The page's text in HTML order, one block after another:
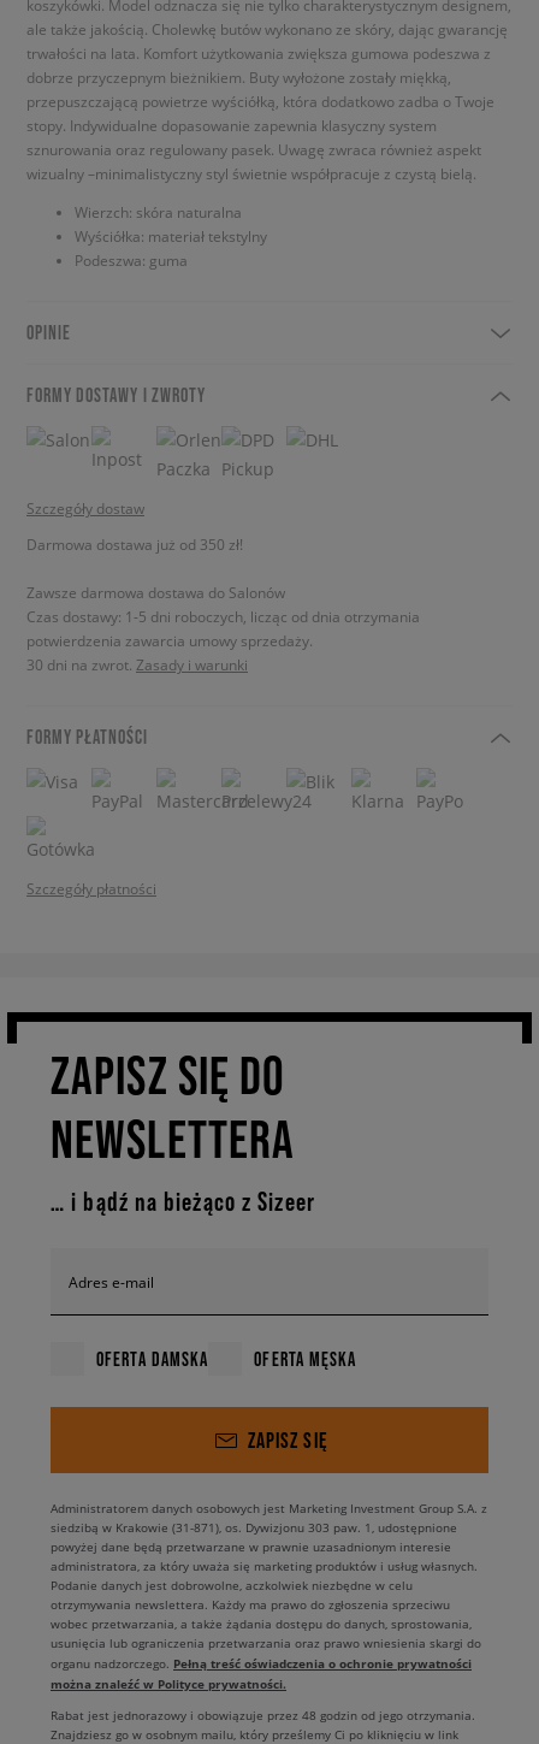
koszykówki. Model odznacza się nie tylko charakterystycznym designem,
ale także jakością. Cholewkę butów wykonano ze skóry, dając gwarancję
trwałości na lata. Komfort użytkowania zwiększa gumowa podeszwa z
dobrze przyczepnym bieżnikiem. Buty wyłożone zostały miękką,
przepuszczającą powietrze wyściółką, która dodatkowo zadba o Twoje
stopy. Indywidualne dopasowanie zapewnia klasyczny system
sznurowania oraz regulowany pasek. Uwagę zwraca również aspekt
wizualny –minimalistyczny styl świetnie współpracuje z czystą bielą.
Wierzch: skóra naturalna
Wyściółka: materiał tekstylny
Podeszwa: guma
OPINIE
FORMY DOSTAWY I ZWROTY
Szczegóły dostaw
Darmowa dostawa już od 350 zł!
Zawsze darmowa dostawa do Salonów
Czas dostawy: 1-5 dni roboczych, licząc od dnia otrzymania
potwierdzenia zawarcia umowy sprzedaży.
30 dni na zwrot. Zasady i warunki
FORMY PŁATNOŚCI
Szczegóły płatności
ZAPISZ SIĘ DO
NEWSLETTERA
… i bądź na bieżąco z Sizeer
Adres e-mail
OFERTA DAMSKA OFERTA MĘSKA
ZAPISZ SIĘ
Administratorem danych osobowych jest Marketing Investment Group S.A. z
siedzibą w Krakowie (31-871), os. Dywizjonu 303 paw. 1, udostępnione
powyżej dane będą przetwarzane w prawnie uzasadnionym interesie
administratora, za który uważa się marketing produktów i usług własnych.
Podanie danych jest dobrowolne, aczkolwiek niezbędne w celu
otrzymywania newslettera. Każdy ma prawo do zgłoszenia sprzeciwu
wobec przetwarzania, a także żądania dostępu do danych, sprostowania,
usunięcia lub ograniczenia przetwarzania oraz prawo wniesienia skargi do
organu nadzorczego. Pełną treść oświadczenia o ochronie prywatności
można znaleźć w Polityce prywatności.
Rabat jest jednorazowy i obowiązuje przez 48 godzin od jego otrzymania.
Znajdziesz go w osobnym mailu, który prześlemy Ci po kliknięciu w link